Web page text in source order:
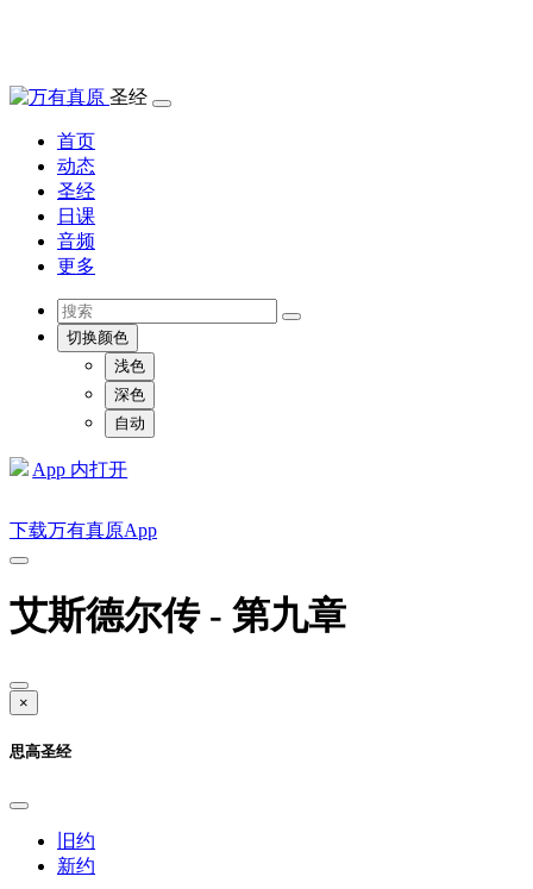
圣经
首页
动态
圣经
日课
音频
更多
切换颜色
浅色
深色
自动
App 内打开
下载万有真原App
艾斯德尔传 - 第九章
×
思高圣经
旧约
新约